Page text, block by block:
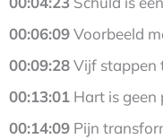
00:06:09Voorbeeld
00:09:28Vijf stappen
00:13:01 Hart is geen
00:14:09 Pijn